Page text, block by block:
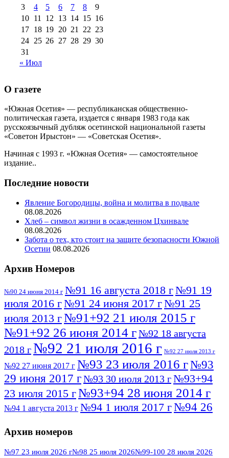
3 4 5 6 7 8
9
10 11 12 13 14 15 16
17 18 19 20 21 22 23
24 25 26 27 28 29 30
31
« Июл
О газете
«Южная Осетия» — республиканская общественно-
политическая газета, издается с января 1983 года как
русскоязычный дубляж осетинской национальной газеты
«Советон Ирыстон» — «Советская Осетия».
Начиная с 1993 г. «Южная Осетия» — самостоятельное
издание..
Последние новости
Явление Богородицы, война и молитва в подвале
08.08.2026
Хлеб – символ жизни в осажденном Цхинвале
08.08.2026
Забота о тех, кто стоит на защите безопасности Южной
Осетии 08.08.2026
Архив Номеров
№90 24 июня 2014 г №91 16 августа 2018 г№91 19
июля 2016 г№91 24 июня 2017 г№91 25
июля 2013 г№91+92 21 июля 2015 г
№91+92 26 июня 2014 г№92 18 августа
2018 г№92 21 июля 2016 г №92 27 июля 2013 г
№92 27 июня 2017 г №93 23 июля 2016 г№93
29 июня 2017 г№93 30 июля 2013 г№93+94
23 июля 2015 г№93+94 28 июня 2014 г
№94 1 августа 2013 г №94 1 июля 2017 г№94 26
№95 7 августа 2012 г
№95 28 июля 2016 г №95+96 3 августа
Архив номеров
№97 23 июля 2026 г№98 25 июля 2026№99-100 28 июля 2026